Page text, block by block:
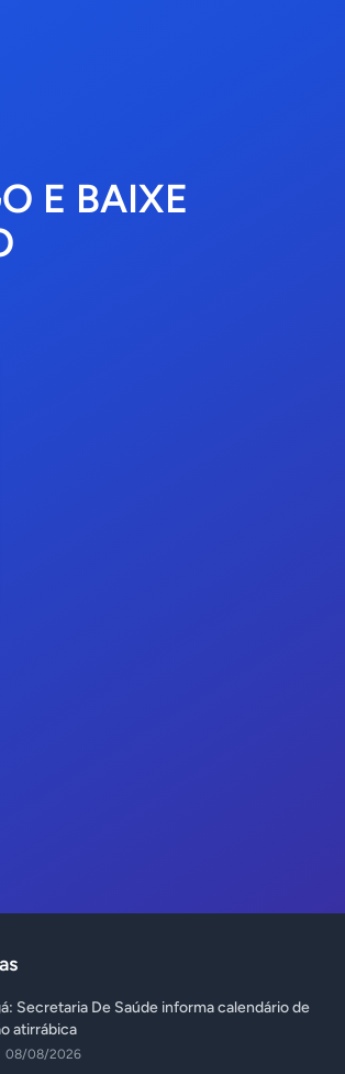
E BAIXE
Secretaria De Saúde informa calendário de
atirrábica
08/08/2026